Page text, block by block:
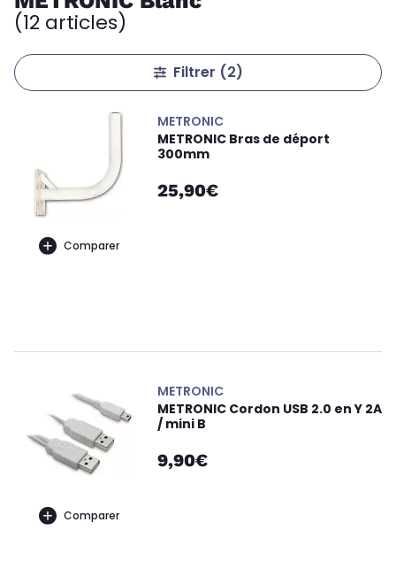
(12 articles)
Filtrer (2)
Comparer
METRONIC
METRONIC Bras de déport
300mm
25,90€
Comparer
METRONIC
METRONIC Cordon USB 2.0 en Y 2A
/ mini B
9,90€